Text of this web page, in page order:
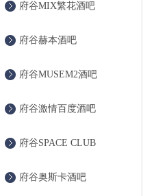
府谷MIX繁花酒吧
府谷赫本酒吧
府谷MUSEM2酒吧
府谷激情百度酒吧
府谷SPACE CLUB
府谷奥斯卡酒吧